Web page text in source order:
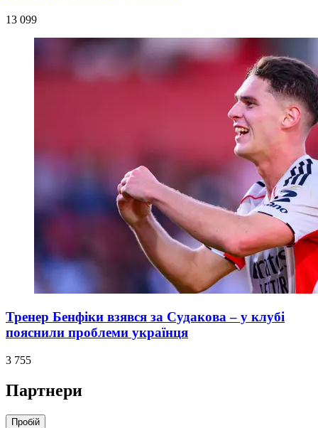
13 099
Тренер Бенфіки взявся за Судакова – у клубі
пояснили проблеми українця
3 755
Партнери
Пробій